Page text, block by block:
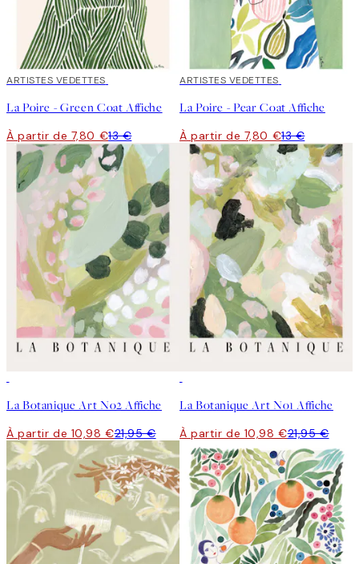
40%*
ARTISTES VEDETTES
La Poire - Green Coat Affiche
À partir de 7,80 €13 €
40%*
ARTISTES VEDETTES
La Poire - Pear Coat Affiche
À partir de 7,80 €13 €
La Botanique Art No2 Affiche
À partir de 10,98 €21,95 €
La Botanique Art No1 Affiche
À partir de 10,98 €21,95 €